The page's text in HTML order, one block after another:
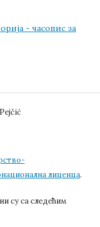
- часопис за
лиценца.
су са следећим